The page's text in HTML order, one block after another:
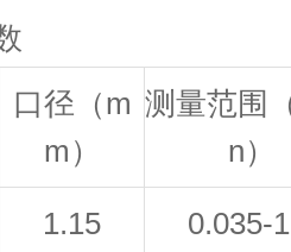
口径（m
m ）
测量范围
n）
1.15 0.035-